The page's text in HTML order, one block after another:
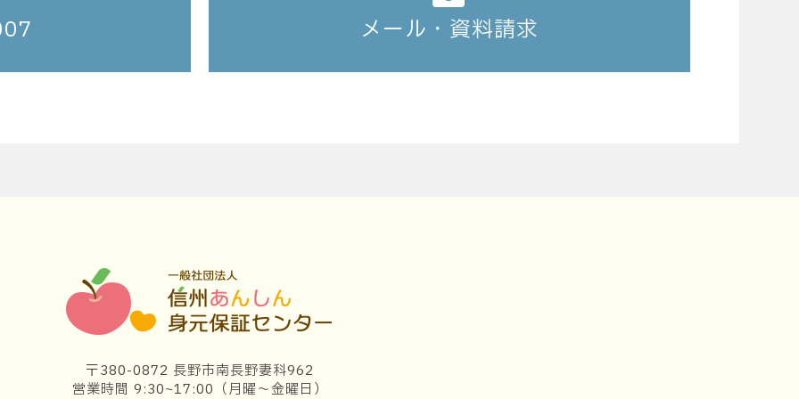
メール・資料請求
〒380-0872 長野市南長野妻科962
営業時間 9:30~17:00（月曜〜金曜日）